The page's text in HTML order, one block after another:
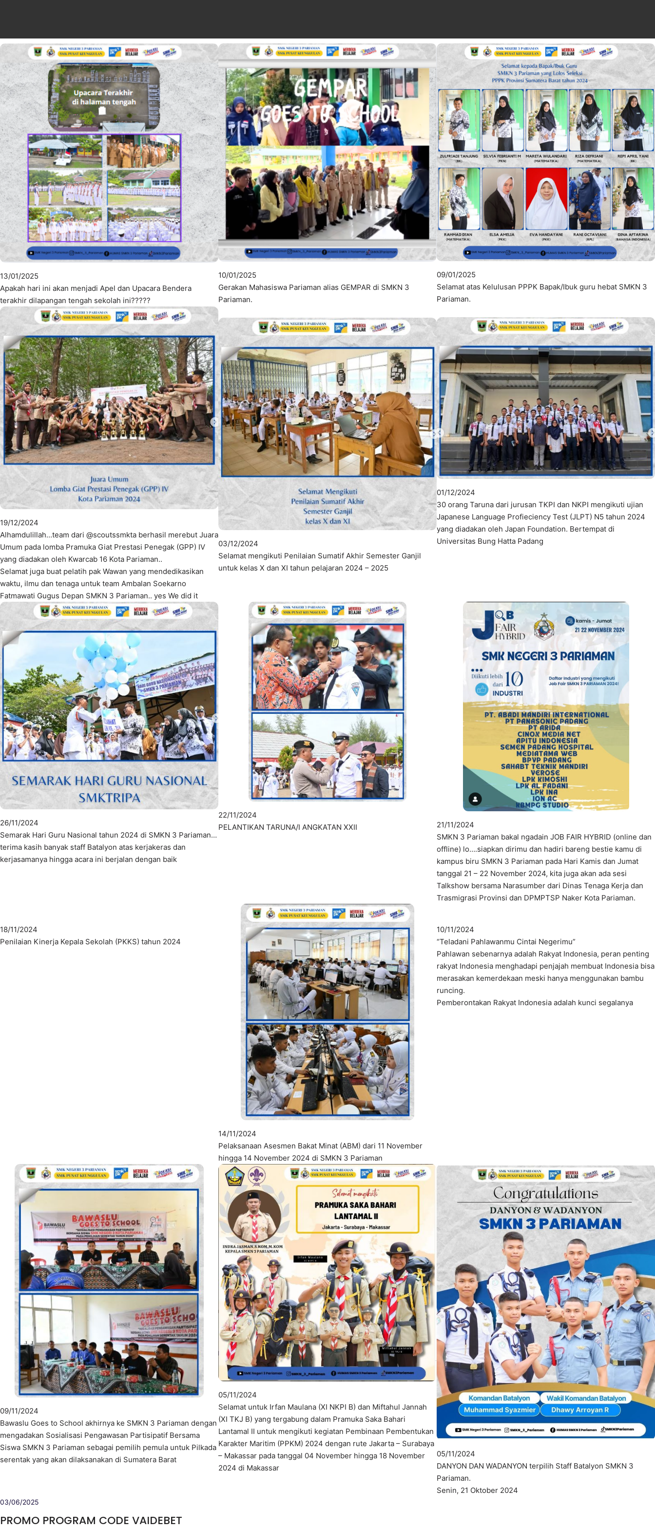
13/01/2025
Apakah hari ini akan menjadi Apel dan Upacara Bendera
terakhir dilapangan tengah sekolah ini?????
19/12/2024
Alhamdulillah…team dari @scoutssmkta berhasil merebut Juara
Umum pada lomba Pramuka Giat Prestasi Penegak (GPP) IV
yang diadakan oleh Kwarcab 16 Kota Pariaman..
Selamat juga buat pelatih pak Wawan yang mendedikasikan
waktu, ilmu dan tenaga untuk team Ambalan Soekarno
Fatmawati Gugus Depan SMKN 3 Pariaman.. yes We did it
10/01/2025
Gerakan Mahasiswa Pariaman alias GEMPAR di SMKN 3
Pariaman.
03/12/2024
Selamat mengikuti Penilaian Sumatif Akhir Semester Ganjil
untuk kelas X dan XI tahun pelajaran 2024 – 2025
09/01/2025
Selamat atas Kelulusan PPPK Bapak/Ibuk guru hebat SMKN 3
Pariaman.
01/12/2024
30 orang Taruna dari jurusan TKPI dan NKPI mengikuti ujian
Japanese Language Profieciency Test (JLPT) N5 tahun 2024
yang diadakan oleh Japan Foundation. Bertempat di
Universitas Bung Hatta Padang
26/11/2024
Semarak Hari Guru Nasional tahun 2024 di SMKN 3 Pariaman…
terima kasih banyak staff Batalyon atas kerjakeras dan
kerjasamanya hingga acara ini berjalan dengan baik
22/11/2024
PELANTIKAN TARUNA/I ANGKATAN XXII
21/11/2024
SMKN 3 Pariaman bakal ngadain JOB FAIR HYBRID (online dan
offline) lo….siapkan dirimu dan hadiri bareng bestie kamu di
kampus biru SMKN 3 Pariaman pada Hari Kamis dan Jumat
tanggal 21 – 22 November 2024, kita juga akan ada sesi
Talkshow bersama Narasumber dari Dinas Tenaga Kerja dan
Trasmigrasi Provinsi dan DPMPTSP Naker Kota Pariaman.
18/11/2024
Penilaian Kinerja Kepala Sekolah (PKKS) tahun 2024
14/11/2024
Pelaksanaan Asesmen Bakat Minat (ABM) dari 11 November
hingga 14 November 2024 di SMKN 3 Pariaman
10/11/2024
“Teladani Pahlawanmu Cintai Negerimu”
Pahlawan sebenarnya adalah Rakyat Indonesia, peran penting
rakyat Indonesia menghadapi penjajah membuat Indonesia bisa
merasakan kemerdekaan meski hanya menggunakan bambu
runcing.
Pemberontakan Rakyat Indonesia adalah kunci segalanya
09/11/2024
Bawaslu Goes to School akhirnya ke SMKN 3 Pariaman dengan
mengadakan Sosialisasi Pengawasan Partisipatif Bersama
Siswa SMKN 3 Pariaman sebagai pemilih pemula untuk Pilkada
serentak yang akan dilaksanakan di Sumatera Barat
05/11/2024
Selamat untuk Irfan Maulana (XI NKPI B) dan Miftahul Jannah
(XI TKJ B) yang tergabung dalam Pramuka Saka Bahari
Lantamal II untuk mengikuti kegiatan Pembinaan Pembentukan
Karakter Maritim (PPKM) 2024 dengan rute Jakarta – Surabaya
– Makassar pada tanggal 04 November hingga 18 November
2024 di Makassar
05/11/2024
DANYON DAN WADANYON terpilih Staff Batalyon SMKN 3
Pariaman.
Senin, 21 Oktober 2024
03/06/2025
PROMO PROGRAM CODE VAIDEBET